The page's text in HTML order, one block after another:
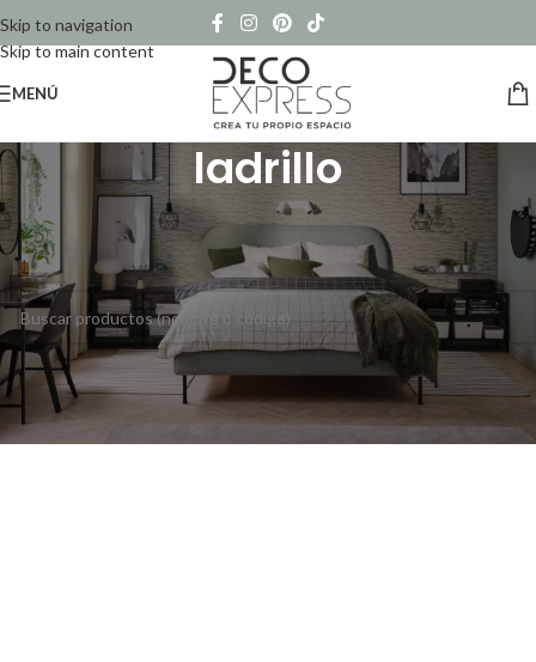
Skip to navigation
Skip to main content
MENÚ
ladrillo
Inicio/ Productos etiquetados “ladrillo”
No se han encontrado productos que coincidan con tu selección.